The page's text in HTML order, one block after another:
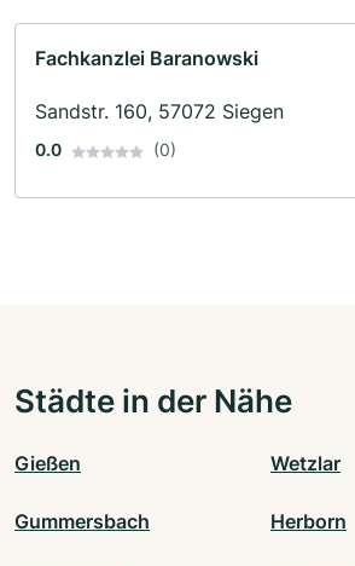
Fachkanzlei Baranowski
Sandstr. 160, 57072 Siegen
0.0 (0)
Städte in der Nähe
Gießen Wetzlar
Gummersbach Herborn